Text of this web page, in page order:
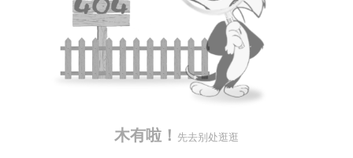
木有啦！ 先去别处逛逛